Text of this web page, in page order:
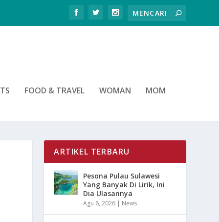
FOOD & TRAVEL WOMAN MOM
ARTIKEL TERBARU
Pesona Pulau Sulawesi
Yang Banyak Di Lirik, Ini
Dia Ulasannya
Agu 6, 2026 | News